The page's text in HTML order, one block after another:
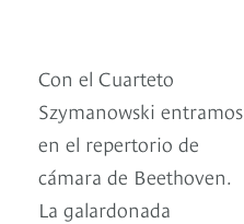
Con el Cuarteto
Szymanowski entramos
en el repertorio de
cámara de Beethoven.
La galardonada